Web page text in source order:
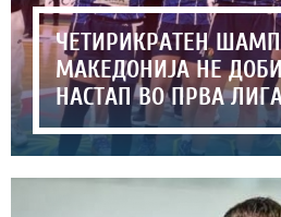
ЧЕТИРИКРАТЕН
МАКЕДОНИЈА НЕ
НАСТАП ВО ПРВА